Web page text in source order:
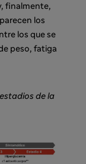
finalmente,
los
los que se
peso, fatiga
de la